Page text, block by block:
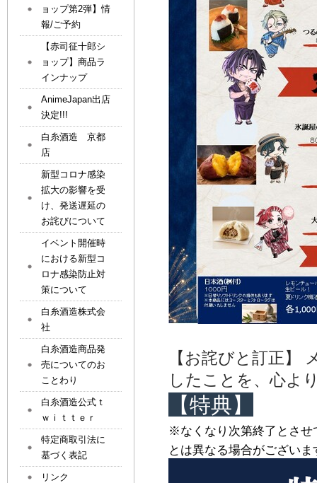
【お詫びと訂正】
したことを、心よ
【特典】
※なくなり次第終了とさ
とは異なる場合がございま
ョップ第2弾】情
報/ご予約
【赤司征十郎シ
ョップ】商品ラ
インナップ
AnimeJapan出店
決定!!!
白糸酒造 京都
店
新型コロナ感染
拡大の影響を受
け、発送遅延の
お詫びについて
イベント開催時
における新型コ
ロナ感染防止対
策について
白糸酒造株式会
社
白糸酒造商品発
売についてのお
ことわり
白糸酒造公式ｔ
ｗｉｔｔｅｒ
特定商取引法に
基づく表記
リンク